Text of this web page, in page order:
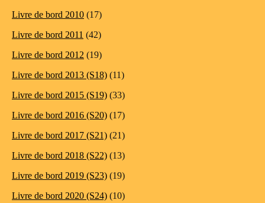
Livre de bord 2010 (17)
Livre de bord 2011 (42)
Livre de bord 2012 (19)
Livre de bord 2013 (S18) (11)
Livre de bord 2015 (S19) (33)
Livre de bord 2016 (S20) (17)
Livre de bord 2017 (S21) (21)
Livre de bord 2018 (S22) (13)
Livre de bord 2019 (S23) (19)
Livre de bord 2020 (S24) (10)